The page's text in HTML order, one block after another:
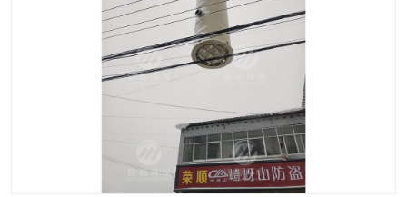
加压泵房/灌溉泵房 一体化预制泵站
不锈钢浮筒阀 真空冲洗装置
雨水收集回用装置 门式冲洗装置
一体化污水处理泵房
浅层砂过滤装置